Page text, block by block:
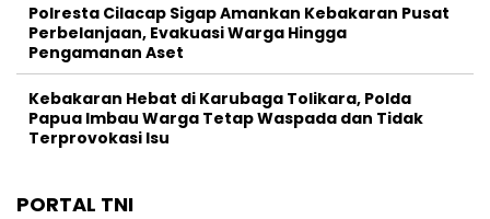
Polresta Cilacap Sigap Amankan Kebakaran Pusat
Perbelanjaan, Evakuasi Warga Hingga
Pengamanan Aset
Kebakaran Hebat di Karubaga Tolikara, Polda
Papua Imbau Warga Tetap Waspada dan Tidak
Terprovokasi Isu
PORTAL TNI